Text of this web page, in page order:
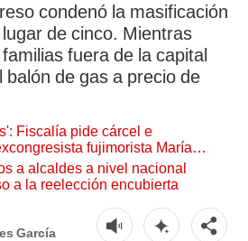
condenó la masificación
de cinco. Mientras
fuera de la capital
balón de gas a precio de
Fiscalía pide cárcel e
fujimorista María
a alcaldes a nivel nacional
a la reelección encubierta
García